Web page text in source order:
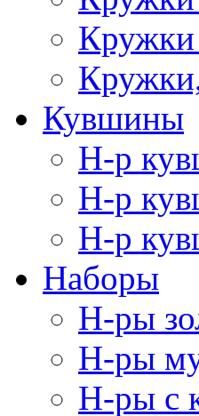
Кружки
Кувшины
Н-р
Н-р
Н-р
Наборы
Н-ры
Н-ры
Н-ры с